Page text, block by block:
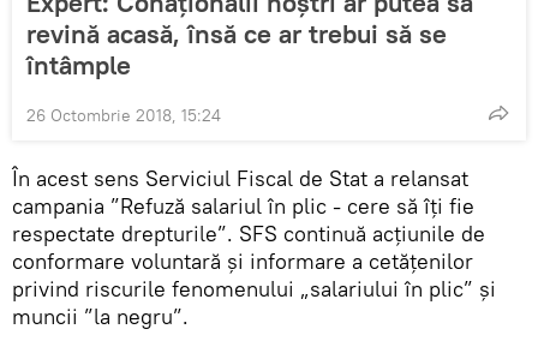
revină acasă, însă ce ar trebui să se
întâmple
26 Octombrie 2018, 15:24
În acest sens Serviciul Fiscal de Stat a relansat
campania ”Refuză salariul în plic - cere să îți fie
respectate drepturile”. SFS continuă acțiunile de
conformare voluntară și informare a cetățenilor
privind riscurile fenomenului „salariului în plic” și
muncii ”la negru”.